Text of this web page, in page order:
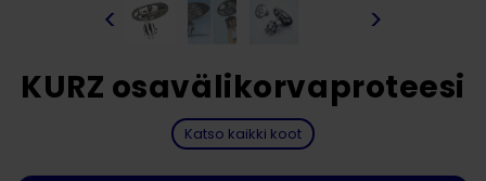
>
<
KURZ osavälikorvaproteesi
Katso kaikki koot